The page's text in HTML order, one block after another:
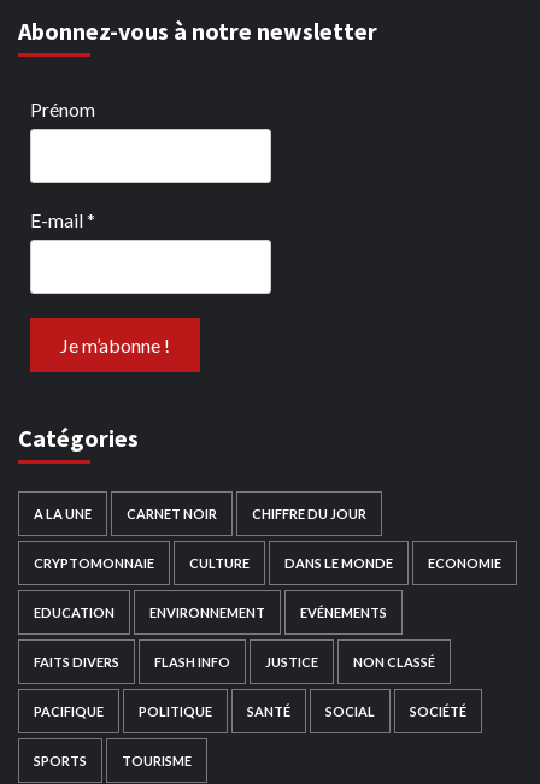
Abonnez-vous à notre newsletter
Prénom
E-mail*
Catégories
A LA UNE CARNET NOIR CHIFFRE DU JOUR
CRYPTOMONNAIE CULTURE DANS LE MONDE ECONOMIE
EDUCATION ENVIRONNEMENT EVÉNEMENTS
FAITS DIVERS FLASH INFO JUSTICE NON CLASSÉ
PACIFIQUE POLITIQUE SANTÉ SOCIAL SOCIÉTÉ
SPORTS TOURISME